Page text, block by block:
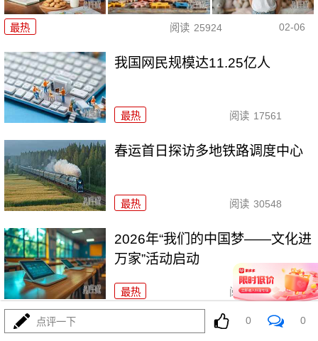
最热 阅读 25924 02-06
我国网民规模达11.25亿人
最热 阅读 17561
春运首日探访多地铁路调度中心
最热 阅读 30548
2026年“我们的中国梦——文化进
万家”活动启动
最热 阅读 24750
今年春运全社会跨区域人员流动量预计将达95亿人
点评一下 0 0